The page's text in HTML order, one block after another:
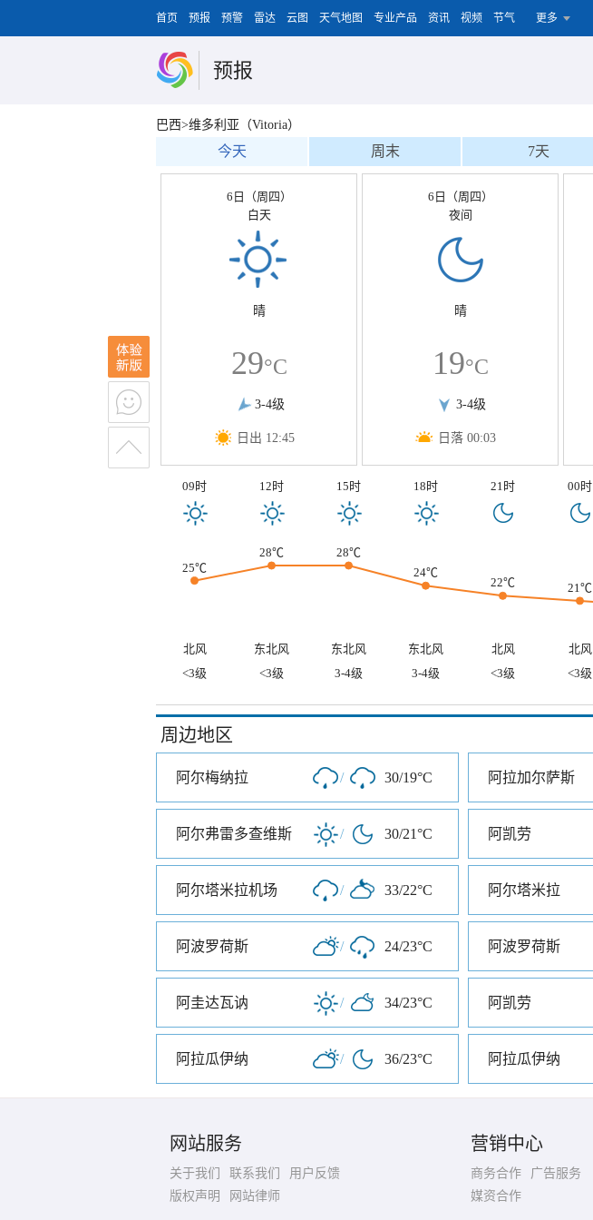
首页 预报 预警 雷达 云图 天气地图 专业产品 资讯 视频 节气 更多
预报
巴西>维多利亚（Vitoria）
今天 周末 7天
6日（周四）
白天
晴
29°C
3-4级
日出 12:45
6日（周四）
夜间
晴
19°C
3-4级
日落 00:03
09时 12时 15时 18时 21时 00时
25℃
28℃
28℃
24℃
22℃ 21℃
北风 东北风 东北风 东北风 北风 北风
<3级
<3级 3-4级 3-4级 <3级 <3级
周边地区
阿尔梅纳拉 / 30/19°C 阿拉加尔萨斯
阿尔弗雷多查维斯 / 30/21°C 阿凯劳
阿尔塔米拉机场 / 33/22°C 阿尔塔米拉
阿波罗荷斯 / 24/23°C 阿波罗荷斯
阿圭达瓦讷 / 34/23°C 阿凯劳
阿拉瓜伊纳 / 36/23°C 阿拉瓜伊纳
网站服务
关于我们 联系我们
用户反馈
版权声明
网站律师
营销中心
商务合作
广告服务
媒资合作